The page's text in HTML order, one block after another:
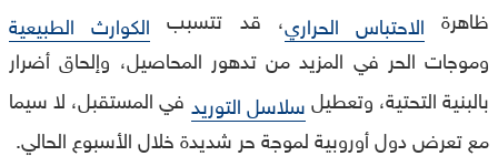
ظاهرة الاحتباس الحراري، قد تتسبب الكوارث الطبيعية
وموجات الحر في المزيد من تدهور المحاصيل، وإلحاق أضرار
بالبنية التحتية، وتعطيلسلاسل التوريد في المستقبل، لا سيما
مع تعرض دول أوروبية لموجة حر شديدة خلال الأسبوع الحالي.